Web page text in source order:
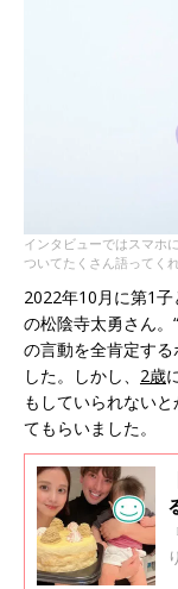
インタビューではスマホ
ついてたくさん語ってくれ
2022年10月に第1
の松陰寺太勇さん。
の言動を全肯定す
した。しかし、 2歳
もしていられない
てもらいました。